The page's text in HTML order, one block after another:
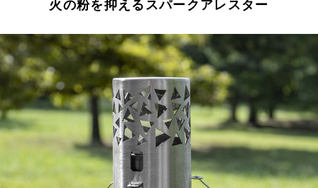
火の粉を抑えるスパークアレスター